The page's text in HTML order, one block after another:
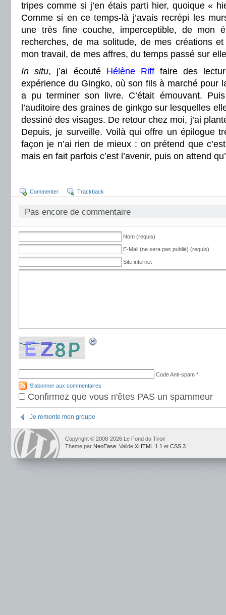
tripes comme si j’en étais parti hier, quoique «
Comme si en ce temps-là j’avais recrépi les
une très fine couche, imperceptible, de mon
recherches, de ma solitude, de mes créations
mon travail, de mes affres, du temps passé sur
In situ, j’ai écouté Hélène Rifffaire des
expérience du Gingko, où son fils à marché pour
a pu terminer son livre. C’était émouvant.
l’auditoire des graines de ginkgo sur lesquelles
dessiné des visages. De retour chez moi, j’ai
Depuis, je surveille. Voilà qui offre un épilogue
façon je n’ai rien de mieux : on prétend que
mais en fait parfois c’est l’avenir, puis on attend
Commenter Trackback
Pas encore de commentaire
Nom (requis)
E-Mail (ne sera pas publié) (requis)
Site internet
Code Anti-spam *
S'abonner aux commentaires
Confirmez que vous n'êtes PAS un spammeur
Je remonte mon groupe
Copyright © 2008-2026 Le Fond du Tiroir
Theme par NeoEase . Valide XHTML 1.1 et CSS 3